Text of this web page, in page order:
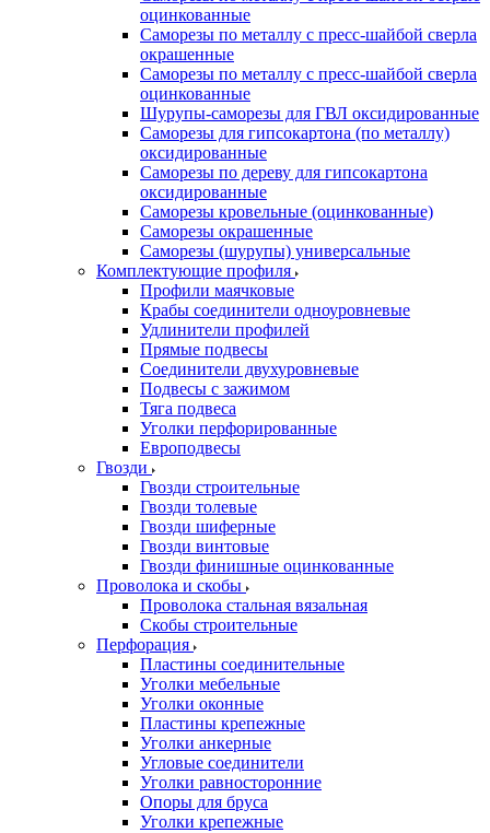
оцинкованные
Саморезы по металлу с пресс-шайбой сверла
окрашенные
Саморезы по металлу с пресс-шайбой сверла
оцинкованные
Шурупы-саморезы для ГВЛ оксидированные
Саморезы для гипсокартона (по металлу)
оксидированные
Саморезы по дереву для гипсокартона
оксидированные
Саморезы кровельные (оцинкованные)
Саморезы окрашенные
Саморезы (шурупы) универсальные
Комплектующие профиля
Профили маячковые
Крабы соединители одноуровневые
Удлинители профилей
Прямые подвесы
Соединители двухуровневые
Подвесы с зажимом
Тяга подвеса
Уголки перфорированные
Европодвесы
Гвозди
Гвозди строительные
Гвозди толевые
Гвозди шиферные
Гвозди винтовые
Гвозди финишные оцинкованные
Проволока и скобы
Проволока стальная вязальная
Скобы строительные
Перфорация
Пластины соединительные
Уголки мебельные
Уголки оконные
Пластины крепежные
Уголки анкерные
Угловые соединители
Уголки равносторонние
Опоры для бруса
Уголки крепежные